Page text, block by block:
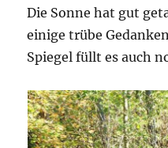
Die Sonne hat gut
einige trübe
Spiegel füllt es auch